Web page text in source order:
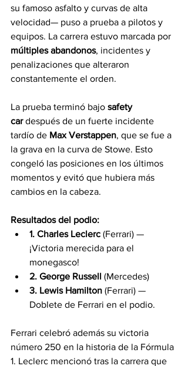
su famoso asfalto y curvas de alta
velocidad— puso a prueba a pilotos y
equipos. La carrera estuvo marcada por
múltiples abandonos, incidentes y
penalizaciones que alteraron
constantemente el orden.
La prueba terminó bajo safety
car después de un fuerte incidente
tardío de Max Verstappen, que se fue a
la grava en la curva de Stowe. Esto
congeló las posiciones en los últimos
momentos y evitó que hubiera más
cambios en la cabeza.
Resultados del podio:
1. Charles Leclerc (Ferrari) —
¡Victoria merecida para el
monegasco!
2. George Russell (Mercedes)
3. Lewis Hamilton (Ferrari) —
Doblete de Ferrari en el podio.
Ferrari celebró además su victoria
número 250 en la historia de la Fórmula
1. Leclerc mencionó tras la carrera que